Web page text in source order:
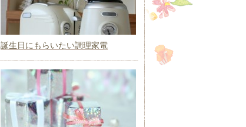
誕生日にもらいたい調理家電